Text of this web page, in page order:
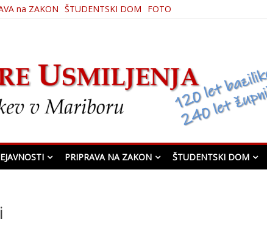
na ZAKON ŠTUDENTSKI DOM FOTO
PRIPRAVA NA ZAKON ŠTUDENTSKI DOM